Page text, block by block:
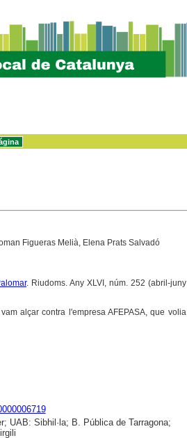
Figueras Melià, Elena Prats Salvadó
. Riudoms. Any XLVI, núm. 252 (abril-juny
alçar contra l'empresa AFEPASA, que volia
UAB: Sibhil·la; B. Pública de Tarragona;